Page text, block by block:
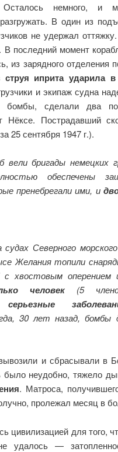
Осталось немного, и
В один из
не удержал
В последний момент
из зарядного отделения
струя иприта ударила
и экипаж судна
бомбы, сделали два
Нёксе. Пострадавший
25 сентября 1947 г.).
вели бригады немецких
обеспечены
пренебрегали ими, и
Северного
Желания топили
с хвостовым оперением
человек(5
30 лет назад, бомбы
и сбрасывали в
было неудобно, тяжело
. Матроса,
пролежал месяц в
цивилизацией для того,
удалось —